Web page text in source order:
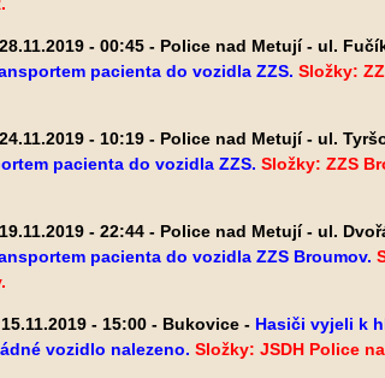
28.11.2019 - 00:45 - Police nad Metují - ul.
pacienta do vozidla ZZS. Složky:
- 10:19 - Police nad Metují - ul.
pacienta do vozidla ZZS. Složky: ZZS
19.11.2019 - 22:44 - Police nad Metují - ul.
pacienta do vozidla ZZS Broumov.
- 15:00 - Bukovice - Hasiči vyjeli k
vozidlo nalezeno. Složky: JSDH Police